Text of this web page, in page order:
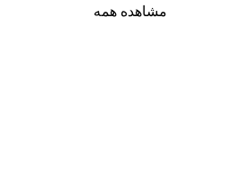
مشاهده همه